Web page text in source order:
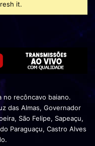
it.
recôncavo baiano.
das Almas, Governador
São Felipe, Sapeaçu,
Paraguaçu, Castro Alves